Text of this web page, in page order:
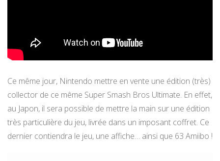
Ce même jour, Nintendo mettre en vente une édition (très)
collector de ce même Super Smash Bros Ultimate. En effet,
au Japon, il sera possible de mettre la main sur une édition
très particulière du jeu, livrée dans un imposant coffret. Ce
dernier contiendra le jeu, une affiche… ainsi que 63 Amiibo !